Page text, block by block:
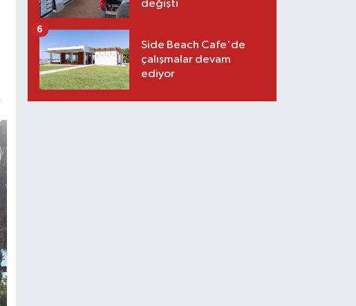
değişti
Side Beach Cafe'de
çalışmalar devam
ediyor
6